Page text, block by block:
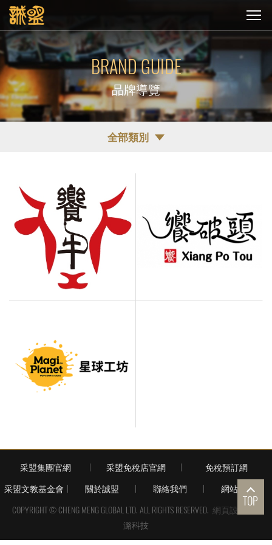
BRAND GUIDE
品牌導覽
全部類別
TOP
采盟集團官網 采盟免稅店官網
免稅預訂網
采盟文教基金會
關於誠盟 聯絡我們
網站地圖
COPYRIGHT © CHENG MENG GLOBAL LTD. ALL RIGHTS RESERVED. 網頁設計
潞科技